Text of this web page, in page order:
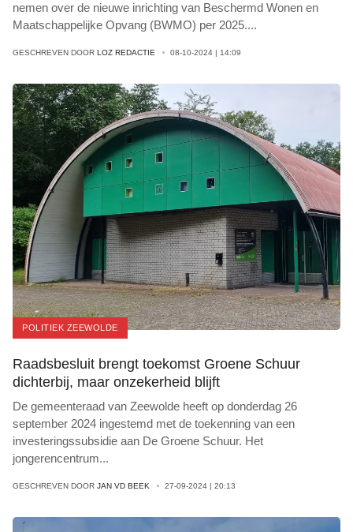
nemen over de nieuwe inrichting van Beschermd Wonen en
Maatschappelijke Opvang (BWMO) per 2025....
GESCHREVEN DOOR LOZ REDACTIE 08-10-2024 | 14:09
POLITIEK ZEEWOLDE
Raadsbesluit brengt toekomst Groene Schuur
dichterbij, maar onzekerheid blijft
De gemeenteraad van Zeewolde heeft op donderdag 26
september 2024 ingestemd met de toekenning van een
investeringssubsidie aan De Groene Schuur. Het
jongerencentrum...
GESCHREVEN DOOR JAN VD BEEK 27-09-2024 | 20:13